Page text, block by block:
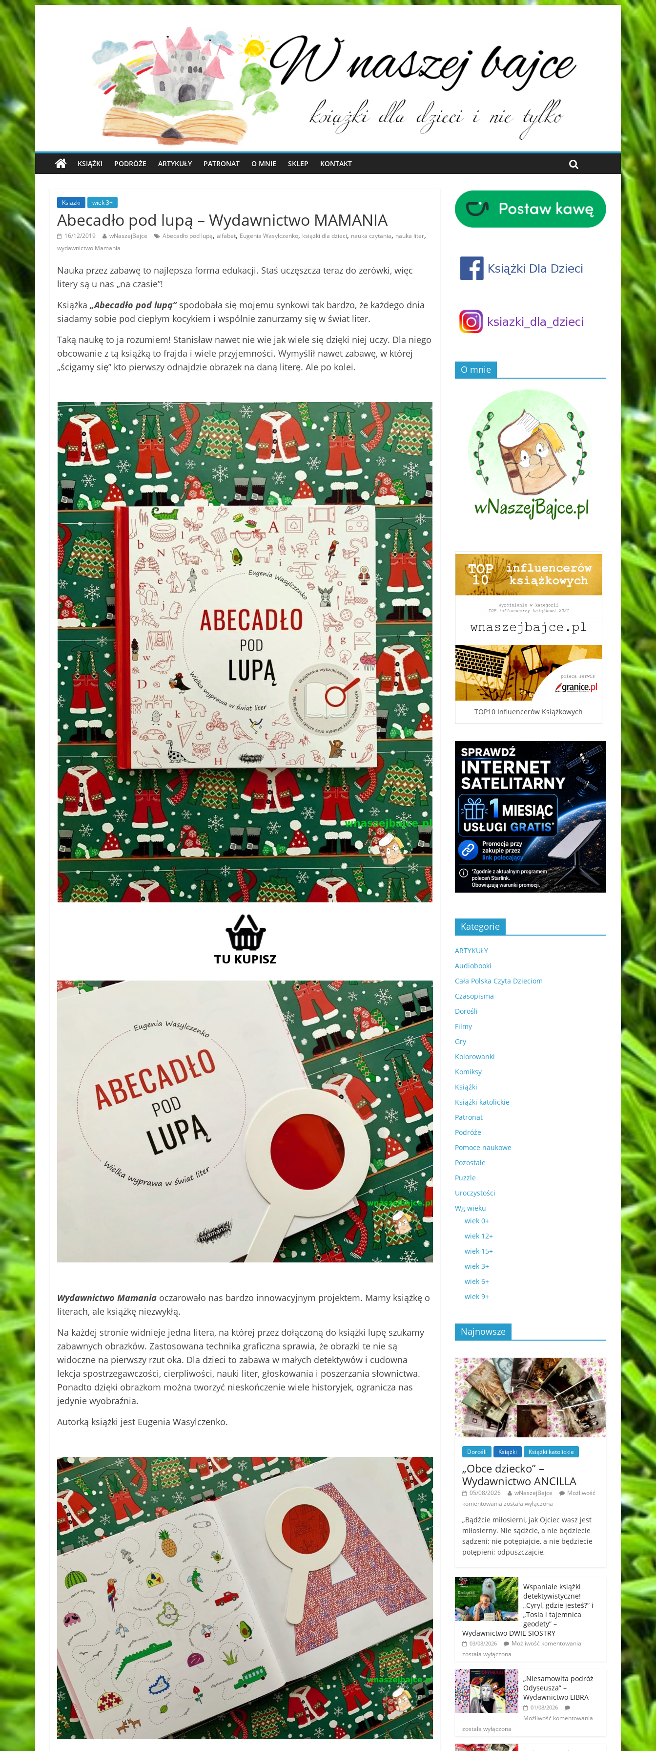
KSIĄŻKI PODRÓŻE ARTYKUŁY PATRONAT O MNIE SKLEP KONTAKT
Książki wiek 3+
Abecadło pod lupą – Wydawnictwo MAMANIA
16/12/2019 wNaszejBajce Abecadło pod lupą, alfabet, Eugenia Wasylczenko, książki dla dzieci, nauka czytania, nauka liter,
wydawnictwo Mamania
Nauka przez zabawę to najlepsza forma edukacji. Staś uczęszcza teraz do zerówki, więc
litery są u nas „na czasie”!
Książka „Abecadło pod lupą”spodobała się mojemu synkowi tak bardzo, że każdego dnia
siadamy sobie pod ciepłym kocykiem i wspólnie zanurzamy się w świat liter.
Taką naukę to ja rozumiem! Stanisław nawet nie wie jak wiele się dzięki niej uczy. Dla niego
obcowanie z tą książką to frajda i wiele przyjemności. Wymyślił nawet zabawę, w której
„ścigamy się” kto pierwszy odnajdzie obrazek na daną literę. Ale po kolei.
Wydawnictwo Mamania oczarowało nas bardzo innowacyjnym projektem. Mamy książkę o
literach, ale książkę niezwykłą.
Na każdej stronie widnieje jedna litera, na której przez dołączoną do książki lupę szukamy
zabawnych obrazków. Zastosowana technika graficzna sprawia, że obrazki te nie są
widoczne na pierwszy rzut oka. Dla dzieci to zabawa w małych detektywów i cudowna
lekcja spostrzegawczości, cierpliwości, nauki liter, głoskowania i poszerzania słownictwa.
Ponadto dzięki obrazkom można tworzyć nieskończenie wiele historyjek, ogranicza nas
jedynie wyobraźnia.
Autorką książki jest Eugenia Wasylczenko.
O mnie
TOP10 Influencerów Książkowych
Kategorie
ARTYKUŁY
Audiobooki
Cała Polska Czyta Dzieciom
Czasopisma
Dorośli
Filmy
Gry
Kolorowanki
Komiksy
Książki
Książki katolickie
Patronat
Podróże
Pomoce naukowe
Pozostałe
Puzzle
Uroczystości
Wg wieku
wiek 0+
wiek 12+
wiek 15+
wiek 3+
wiek 6+
wiek 9+
Najnowsze
Dorośli Książki Książki katolickie
„Obce dziecko” –
Wydawnictwo ANCILLA
05/08/2026 wNaszejBajce
Możliwość
komentowania została wyłączona
„Bądźcie miłosierni, jak Ojciec wasz jest
miłosierny. Nie sądźcie, a nie będziecie
sądzeni; nie potępiajcie, a nie będziecie
potępieni; odpuszczajcie,
Wspaniałe książki
detektywistyczne!
„Cyryl, gdzie jesteś?” i
„Tosia i tajemnica
geodety” –
Wydawnictwo DWIE SIOSTRY
03/08/2026
Możliwość komentowania
została wyłączona
„Niesamowita podróż
Odyseusza” –
Wydawnictwo LIBRA
01/08/2026
Możliwość komentowania
została wyłączona